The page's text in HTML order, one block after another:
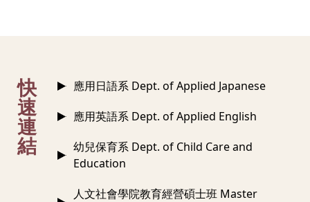
快
速
連
結
應用日語系 Dept. of Applied Japanese
應用英語系 Dept. of Applied English
幼兒保育系 Dept. of Child Care and
Education
人文社會學院教育經營碩士班 Master